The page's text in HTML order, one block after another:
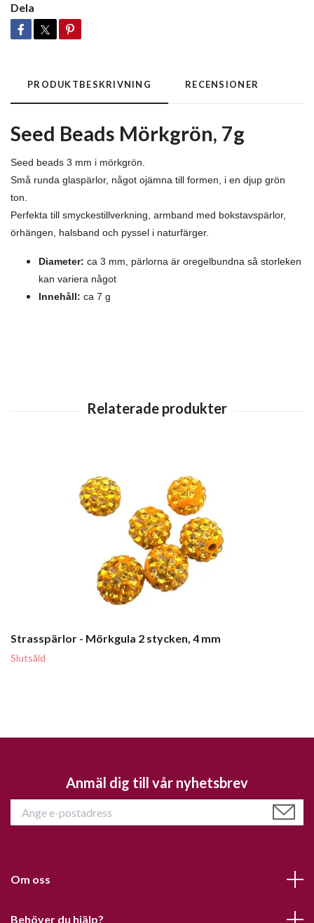
Dela
PRODUKTBESKRIVNING RECENSIONER
Seed Beads Mörkgrön, 7g
Seed beads 3 mm i mörkgrön.
Små runda glaspärlor, något ojämna till formen, i en djup grön
ton.
Perfekta till smyckestillverkning, armband med bokstavspärlor,
örhängen, halsband och pyssel i naturfärger.
Diameter: ca 3 mm, pärlorna är oregelbundna så storleken
kan variera något
Innehåll: ca 7 g
Strasspärlor - Mörkgula 2 stycken, 4 mm
Slutsåld
Anmäl dig till vår nyhetsbrev
Om oss
Behöver du hjälp?